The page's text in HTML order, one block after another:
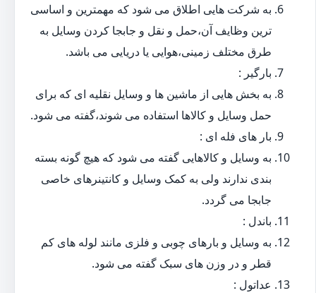
به شرکت هایی اطلاق می شود که مهمترین و اساسی
ترین وظایف آن،حمل و نقل و جابجا کردن وسایل به
طرق مختلف زمینی،هوایی یا دریایی می باشد.
بارگیر :
به بخش هایی از ماشین ها و وسایل نقلیه ای که برای
حمل وسایل و کالاها استفاده می شوند،گفته می شود.
بار های فله ای :
به وسایل و کالاهایی گفته می شود که هیچ گونه بسته
بندی ندارند ولی به کمک وسایل و کانتینرهای خاصی
جابجا می گردد.
باندل :
به وسایل و بارهای چوبی و فلزی مانند لوله های کم
قطر و در وزن های سبک گفته می شود.
عداتول :